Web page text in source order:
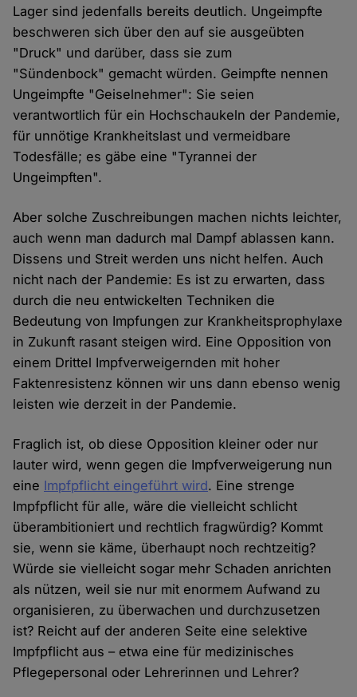
Lager sind jedenfalls bereits deutlich. Ungeimpfte
beschweren sich über den auf sie ausgeübten
"Druck" und darüber, dass sie zum
"Sündenbock" gemacht würden. Geimpfte nennen
Ungeimpfte "Geiselnehmer": Sie seien
verantwortlich für ein Hochschaukeln der Pandemie,
für unnötige Krankheitslast und vermeidbare
Todesfälle; es gäbe eine "Tyrannei der
Ungeimpften".
Aber solche Zuschreibungen machen nichts leichter,
auch wenn man dadurch mal Dampf ablassen kann.
Dissens und Streit werden uns nicht helfen. Auch
nicht nach der Pandemie: Es ist zu erwarten, dass
durch die neu entwickelten Techniken die
Bedeutung von Impfungen zur Krankheitsprophylaxe
in Zukunft rasant steigen wird. Eine Opposition von
einem Drittel Impfverweigernden mit hoher
Faktenresistenz können wir uns dann ebenso wenig
leisten wie derzeit in der Pandemie.
Fraglich ist, ob diese Opposition kleiner oder nur
lauter wird, wenn gegen die Impfverweigerung nun
eine Impfpflicht eingeführt wird. Eine strenge
Impfpflicht für alle, wäre die vielleicht schlicht
überambitioniert und rechtlich fragwürdig? Kommt
sie, wenn sie käme, überhaupt noch rechtzeitig?
Würde sie vielleicht sogar mehr Schaden anrichten
als nützen, weil sie nur mit enormem Aufwand zu
organisieren, zu überwachen und durchzusetzen
ist? Reicht auf der anderen Seite eine selektive
Impfpflicht aus – etwa eine für medizinisches
Pflegepersonal oder Lehrerinnen und Lehrer?